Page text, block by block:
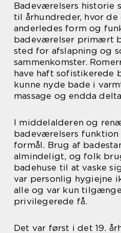
Badeværelsers historie
til århundreder, hvor
anderledes form og
badeværelser primært
sted for afslapning og
sammenkomster.
have haft sofistikerede
kunne nyde bade i
massage og endda
I middelalderen og
badeværelsers
formål. Brug af
almindeligt, og folk
badehuse til at vaske
var personlig hygiejne
alle og var kun
privilegerede få.
Det var først i det 19.